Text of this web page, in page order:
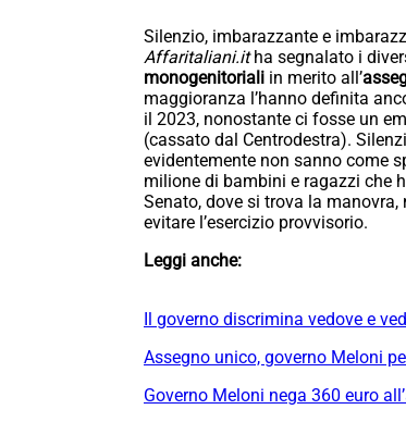
Silenzio, imbarazzante e
Affaritaliani.itha segnalato i
monogenitoriali in merito all’
maggioranza l’hanno definita
il 2023, nonostante ci fosse un
(cassato dal Centrodestra).
evidentemente non sanno come
milione di bambini e ragazzi che
Senato, dove si trova la
evitare l’esercizio provvisorio.
Leggi anche:
Il governo discrimina vedove e
Assegno unico, governo Meloni
Governo Meloni nega 360 euro